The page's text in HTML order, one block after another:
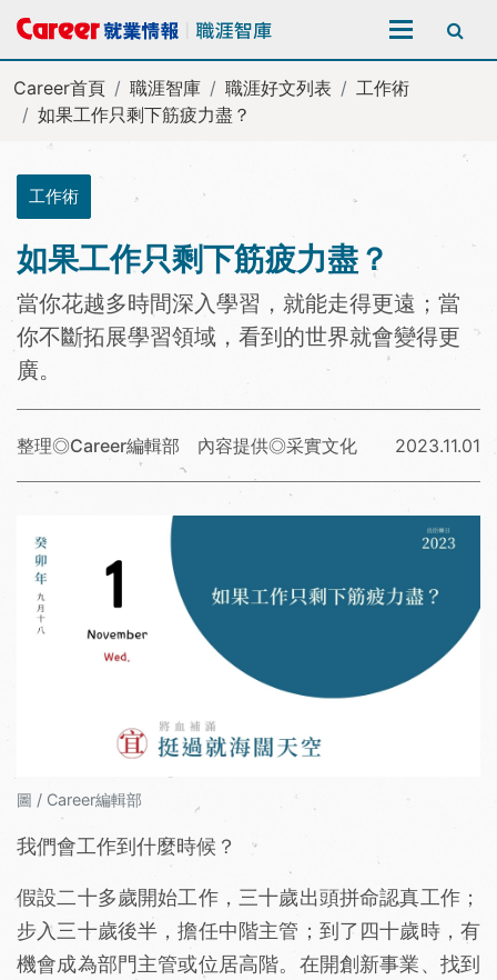
全站搜尋
Career首頁 職涯智庫 職涯好文列表
工作術
如果工作只剩下筋疲力盡？
工作術
如果工作只剩下筋疲力盡？
當你花越多時間深入學習，就能走得更遠；當
你不斷拓展學習領域，看到的世界就會變得更
廣。
整理◎Career編輯部 內容提供◎采實文化 2023.11.01
圖 / Career編輯部
我們會工作到什麼時候？
假設二十多歲開始工作，三十歲出頭拼命認真工作；
步入三十歲後半，擔任中階主管；到了四十歲時，有
機會成為部門主管或位居高階。在開創新事業、找到